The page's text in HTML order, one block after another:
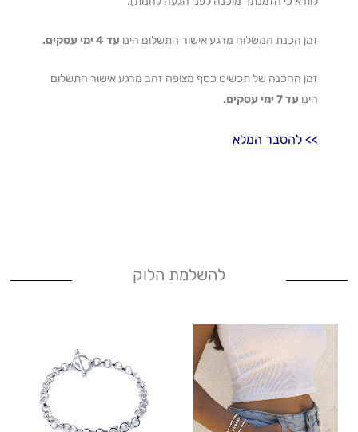
זמן הכנת המשלוח מרגע אישור התשלום הינו עד 4 ימי עסקים.
זמן ההכנה של תכשיט כסף מצופה זהב מרגע אישור התשלום
הינו עד 7 ימי עסקים.
>> להסבר המלא
להשלמת הלוק